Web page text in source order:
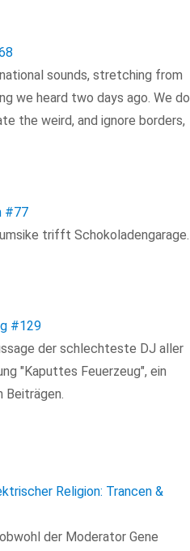
sounds, stretching from
we heard two days ago. We do
the weird, and ignore borders,
#77
trifft Schokoladengarage.
#129
der schlechteste DJ aller
"Kaputtes Feuerzeug", ein
Beiträgen.
Religion: Trancen &
der Moderator Gene